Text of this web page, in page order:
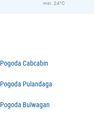
min. 24°C
Pogoda Cabcabin
Pogoda Pulandaga
Pogoda Bulwagan